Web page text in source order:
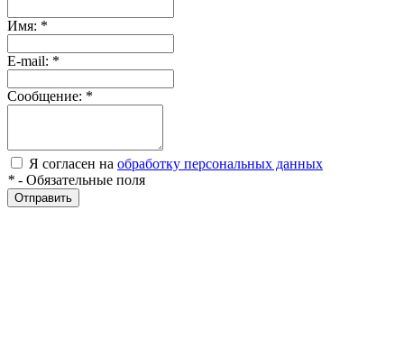
Имя: *
E-mail: *
Сообщение: *
Я согласен на обработку персональных данных
* - Обязательные поля
Отправить